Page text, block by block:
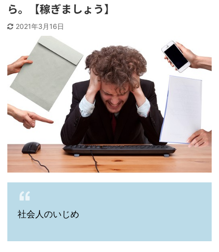
ら。【稼ぎましょう】
2021年3月16日
社会人のいじめ